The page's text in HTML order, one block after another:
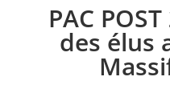
PAC
des élus